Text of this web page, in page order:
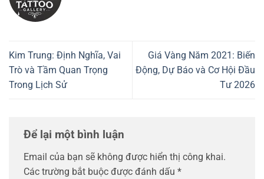
Kim Trung: Định Nghĩa, Vai
Trò và Tầm Quan Trọng
Trong Lịch Sử
Giá Vàng Năm 2021: Biến
Động, Dự Báo và Cơ Hội Đầu
Tư 2026
Để lại một bình luận
Email của bạn sẽ không được hiển thị công khai.
Các trường bắt buộc được đánh dấu *